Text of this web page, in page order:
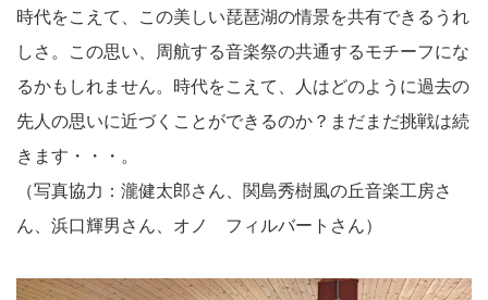
時代をこえて、この美しい琵琶湖の情景を共有できるうれ
しさ。この思い、周航する音楽祭の共通するモチーフにな
るかもしれません。時代をこえて、人はどのように過去の
先人の思いに近づくことができるのか？まだまだ挑戦は続
きます・・・。
（写真協力：瀧健太郎さん、関島秀樹風の丘音楽工房さ
ん、浜口輝男さん、オノ フィルバートさん）